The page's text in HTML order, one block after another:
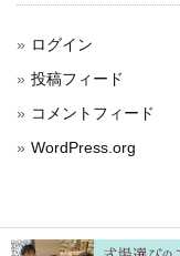
ログイン
投稿フィード
コメントフィード
WordPress.org